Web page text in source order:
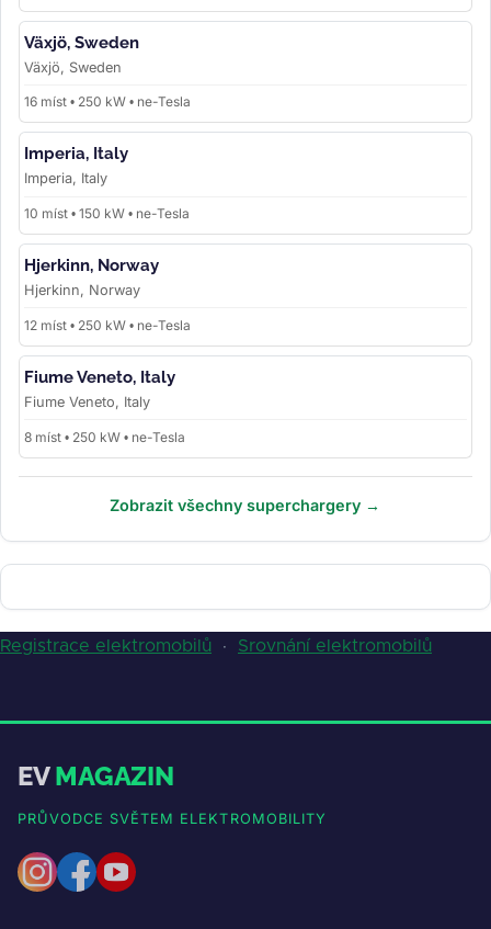
Växjö, Sweden
Växjö, Sweden
16 míst • 250 kW • ne-Tesla
Imperia, Italy
Imperia, Italy
10 míst • 150 kW • ne-Tesla
Hjerkinn, Norway
Hjerkinn, Norway
12 míst • 250 kW • ne-Tesla
Fiume Veneto, Italy
Fiume Veneto, Italy
8 míst • 250 kW • ne-Tesla
Zobrazit všechny superchargery →
Registrace elektromobilů · Srovnání elektromobilů
EVMAGAZIN
PRŮVODCE SVĚTEM ELEKTROMOBILITY